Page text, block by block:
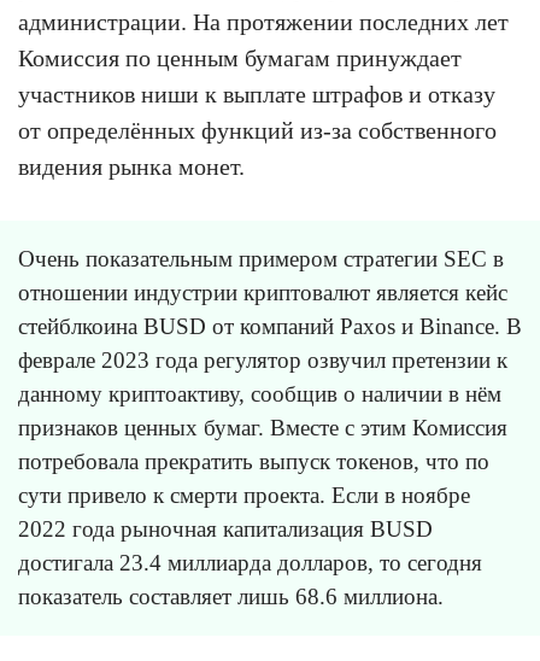
администрации. На протяжении последних лет
Комиссия по ценным бумагам принуждает
участников ниши к выплате штрафов и отказу
от определённых функций из-за собственного
видения рынка монет.
Очень показательным примером стратегии SEC в
отношении индустрии криптовалют является кейс
стейблкоина BUSD от компаний Paxos и Binance. В
феврале 2023 года регулятор озвучил претензии к
данному криптоактиву, сообщив о наличии в нём
признаков ценных бумаг. Вместе с этим Комиссия
потребовала прекратить выпуск токенов, что по
сути привело к смерти проекта. Если в ноябре
2022 года рыночная капитализация BUSD
достигала 23.4 миллиарда долларов, то сегодня
показатель составляет лишь 68.6 миллиона.